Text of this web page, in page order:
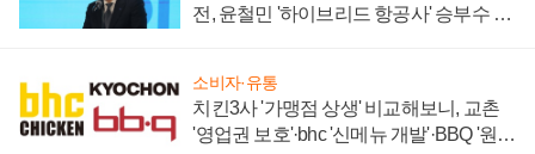
전, 윤철민 '하이브리드 항공사' 승부수 통
소비자·유통
치킨3사 '가맹점 상생' 비교해보니, 교촌
'영업권 보호'·bhc '신메뉴 개발'·BBQ '원가